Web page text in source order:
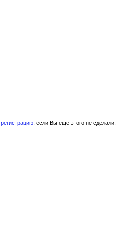
регистрацию , если Вы ещё этого не сделали.